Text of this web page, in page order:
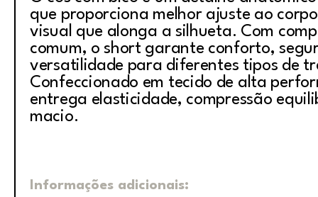
que proporciona melhor ajuste ao
visual que alonga a silhueta. Com
comum, o short garante conforto,
versatilidade para diferentes tipos de
Confeccionado em tecido de alta
entrega elasticidade, compressão
macio.
Informações adicionais: